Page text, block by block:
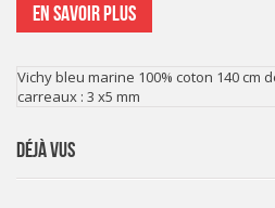
EN SAVOIR PLUS
Vichy bleu marine 100% coton 140 cm
carreaux : 3 x5 mm
DÉJÀ VUS